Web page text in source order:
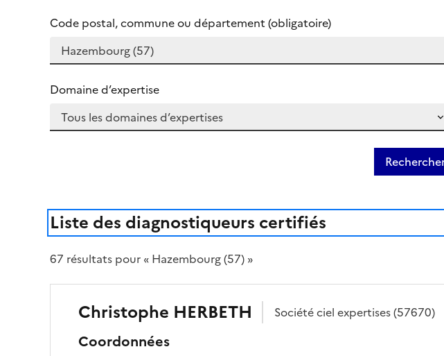
Code postal, commune ou département (obligatoire)
Domaine d’expertise
Liste des diagnostiqueurs certifiés
67 résultats pour « Hazembourg (57) »
Christophe HERBETH Sociétéciel expertises(57670)
Coordonnées